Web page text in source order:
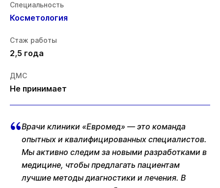
Специальность
Косметология
Стаж работы
2,5 года
ДМС
Не принимает
Врачи клиники «Евромед» — это команда
опытных и квалифицированных специалистов.
Мы активно следим за новыми разработками в
медицине, чтобы предлагать пациентам
лучшие методы диагностики и лечения. В